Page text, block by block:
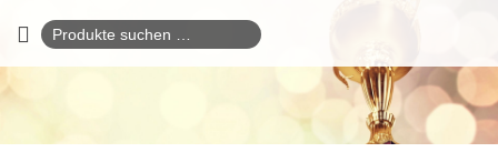
Suchen
nach: